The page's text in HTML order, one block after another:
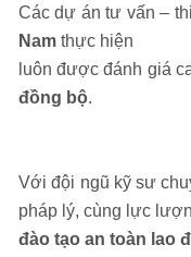
Các dự án tư vấn –
Nam thực hiện
luôn được đánh giá
đồng bộ.
Với đội ngũ kỹ sư
pháp lý, cùng lực
đào tạo an toàn lao